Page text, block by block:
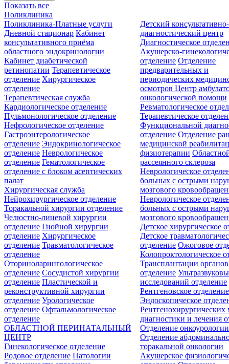
Показать все
Поликлиника
Поликлиника-Платные услуги
Дневной стационар Кабинет
консультативного приёма
областного эндокринологии
Кабинет диабетической
ретинопатии Терапевтическое
отделение Хирургическое
отделение
Детский консультативно-
диагностический центр
Диагностическое
Акушерско-
отделение Отделение
предварительных и
периодических
осмотровЦентр
онкологической помощи
Терапевтическая служба
Кардиологическое отделение
Пульмонологическое отделение
Нефрологическое отделение
Гастроэнтерологическое
отделение Эндокринологическое
отделение Неврологическое
отделение Гематологическое
отделение c блоком асептических
палат
Ревматологическое
Терапевтическое
Функциональной
отделение Отделение
медицинской
физиотерапии
рассеянного склероза
Неврологическое
больных с острыми
мозгового
Неврологическое
больных с острыми
мозгового
Хирургическая служба
Нейрохирургическое отделение
Торакальной хирургии отделение
Челюстно-лицевой хирургии
отделение Гнойной хирургии
отделение Хирургическое
отделение Травматологическое
отделение
Оториноларингологическое
отделение Сосудистой хирургии
отделение Пластической и
реконструктивной хирургии
отделение Урологическое
отделение Офтальмологическое
отделение
Детское хирургическое
Детское
отделение Ожоговое
Колопроктологическое
Трансплантации органов
отделение
исследований отделение
Рентгеновское отделение
Эндоскопическое
Рентгенохирургических
диагностики и лечения
Отделение онкоурологии
Отделение
торакальной онкологии
ОБЛАСТНОЙ ПЕРИНАТАЛЬНЫЙ
ЦЕНТР
Гинекологическое отделение
Родовое отделение Патологии
Акушерское